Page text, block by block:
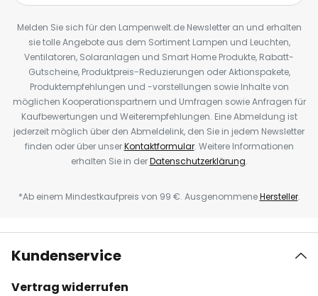
Melden Sie sich für den Lampenwelt.de Newsletter an und erhalten
sie tolle Angebote aus dem Sortiment Lampen und Leuchten,
Ventilatoren, Solaranlagen und Smart Home Produkte, Rabatt-
Gutscheine, Produktpreis-Reduzierungen oder Aktionspakete,
Produktempfehlungen und -vorstellungen sowie Inhalte von
möglichen Kooperationspartnern und Umfragen sowie Anfragen für
Kaufbewertungen und Weiterempfehlungen. Eine Abmeldung ist
jederzeit möglich über den Abmeldelink, den Sie in jedem Newsletter
finden oder über unserKontaktformular. Weitere Informationen
erhalten Sie in derDatenschutzerklärung.
*Ab einem Mindestkaufpreis von 99 €. AusgenommeneHersteller.
Kundenservice
Vertrag widerrufen